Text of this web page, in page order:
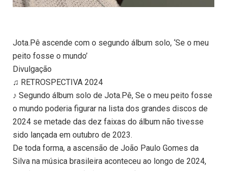
Jota.Pê ascende com o segundo álbum solo, ‘Se o meu
peito fosse o mundo’
Divulgação
♫ RETROSPECTIVA 2024
♪ Segundo álbum solo de Jota.Pê, Se o meu peito fosse
o mundo poderia figurar na lista dos grandes discos de
2024 se metade das dez faixas do álbum não tivesse
sido lançada em outubro de 2023.
De toda forma, a ascensão de João Paulo Gomes da
Silva na música brasileira aconteceu ao longo de 2024,